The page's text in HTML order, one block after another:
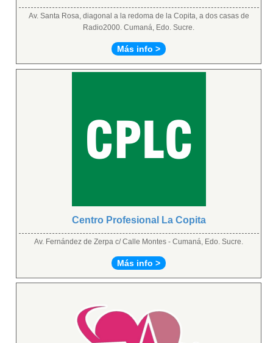
Av. Santa Rosa, diagonal a la redoma de la Copita, a dos casas de
Radio2000. Cumaná, Edo. Sucre.
Más info >
Centro Profesional La Copita
Av. Fernández de Zerpa c/ Calle Montes - Cumaná, Edo. Sucre.
Más info >